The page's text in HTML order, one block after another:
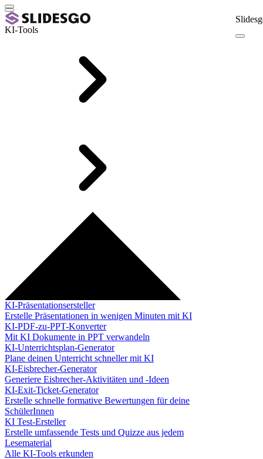
KI-Tools
KI-Präsentationsersteller
Erstelle Präsentationen in wenigen Minuten mit KI
KI-PDF-zu-PPT-Konverter
Mit KI Dokumente in PPT verwandeln
KI-Unterrichtsplan-Generator
Plane deinen Unterricht schneller mit KI
KI-Eisbrecher-Generator
Generiere Eisbrecher-Aktivitäten und -Ideen
KI-Exit-Ticket-Generator
Erstelle schnelle formative Bewertungen für deine
SchülerInnen
KI Test-Ersteller
Erstelle umfassende Tests und Quizze aus jedem
Lesematerial
Alle KI-Tools erkunden